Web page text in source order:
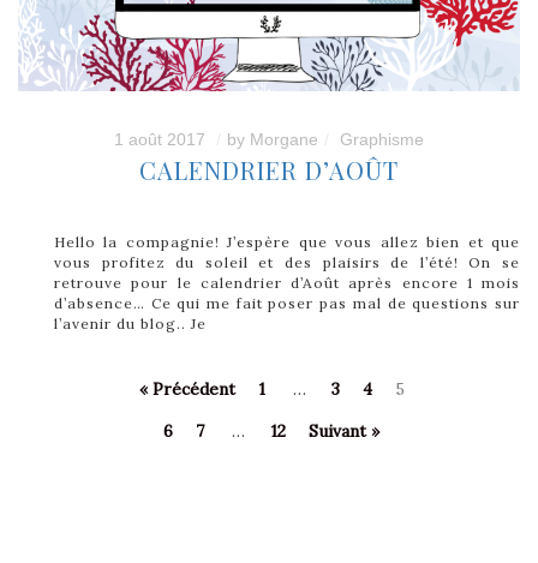
1 août 2017 by Morgane Graphisme
CALENDRIER D’AOÛT
Hello la compagnie! J’espère que vous allez bien et que
vous profitez du soleil et des plaisirs de l’été! On se
retrouve pour le calendrier d’Août après encore 1 mois
d’absence… Ce qui me fait poser pas mal de questions sur
l’avenir du blog.. Je
« Précédent 1 … 3 4
5
6
7 … 12 Suivant »